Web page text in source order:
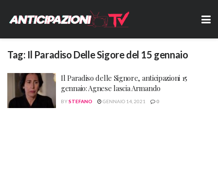
Tag: Il Paradiso Delle Sigore del 15 gennaio
Il Paradiso delle Signore, anticipazioni 15
gennaio: Agnese lascia Armando
BYSTEFANO GENNAIO 14, 2021 0